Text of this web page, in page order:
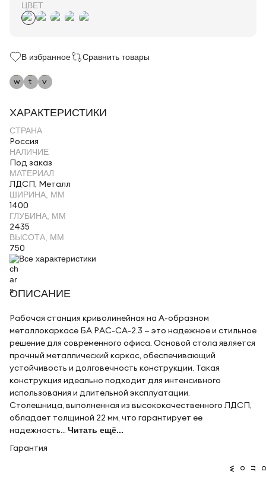
ЦВЕТ
В избранное Сравнить товары
ХАРАКТЕРИСТИКИ
СТРАНА
Россия
НАЛИЧИЕ
Под заказ
МАТЕРИАЛ
ЛДСП, Металл
ШИРИНА, ММ
1400
ГЛУБИНА, ММ
2435
ВЫСОТА, ММ
750
Все характеристики
ОПИСАНИЕ
Рабочая станция криволинейная на А-образном
металлокаркасе БА.РАС-СА-2.3 — это надежное и стильное
решение для современного офиса. Основой стола является
прочный металлический каркас, обеспечивающий
устойчивость и долговечность конструкции. Такая
конструкция идеально подходит для интенсивного
использования и длительной эксплуатации.
Столешница, выполненная из высококачественного ЛДСП,
обладает толщиной 22 мм, что гарантирует ее
надежность... Читать ещё...
Гарантия